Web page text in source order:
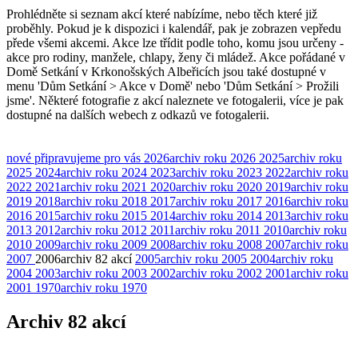
Prohlédněte si seznam akcí které nabízíme, nebo těch které již
proběhly. Pokud je k dispozici i kalendář, pak je zobrazen vepředu
přede všemi akcemi. Akce lze třídit podle toho, komu jsou určeny -
akce pro rodiny, manžele, chlapy, ženy či mládež. Akce pořádané v
Domě Setkání v Krkonošských Albeřicích jsou také dostupné v
menu 'Dům Setkání > Akce v Domě' nebo 'Dům Setkání > Prožili
jsme'. Některé fotografie z akcí naleznete ve fotogalerii, více je pak
dostupné na dalších webech z odkazů ve fotogalerii.
nové připravujeme pro vás 2026archiv roku 2026 2025archiv roku
2025 2024archiv roku 2024 2023archiv roku 2023 2022archiv roku
2022 2021archiv roku 2021 2020archiv roku 2020 2019archiv roku
2019 2018archiv roku 2018 2017archiv roku 2017 2016archiv roku
2016 2015archiv roku 2015 2014archiv roku 2014 2013archiv roku
2013 2012archiv roku 2012 2011archiv roku 2011 2010archiv roku
2010 2009archiv roku 2009 2008archiv roku 2008 2007archiv roku
2007 2006archiv 82 akcí 2005archiv roku 2005 2004archiv roku
2004 2003archiv roku 2003 2002archiv roku 2002 2001archiv roku
2001 1970archiv roku 1970
Archiv 82 akcí